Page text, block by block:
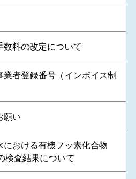
料の改定について
者登録番号（インボイス制
願い
おける有機フッ素化合物
検査結果について